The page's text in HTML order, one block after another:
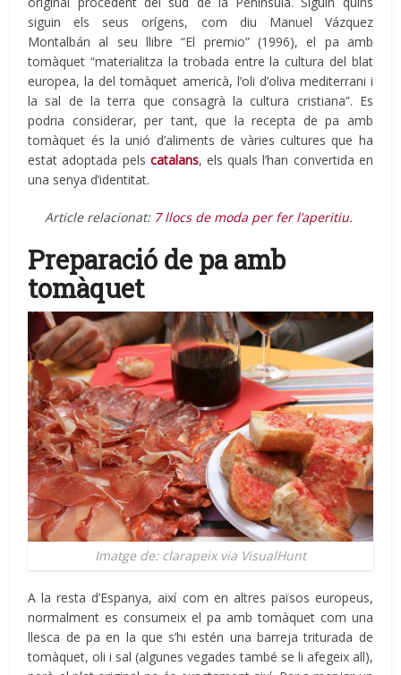
siguin els seus orígens, com diu Manuel Vázquez
Montalbán al seu llibre “El premio” (1996), el pa amb
tomàquet “materialitza la trobada entre la cultura del blat
europea, la del tomàquet americà, l’oli d’oliva mediterrani i
la sal de la terra que consagrà la cultura cristiana”. Es
podria considerar, per tant, que la recepta de pa amb
tomàquet és la unió d’aliments de vàries cultures que ha
estat adoptada pels catalans, els quals l’han convertida en
una senya d’identitat.
Article relacionat: 7 llocs de moda per fer l’aperitiu.
Preparació de pa amb
tomàquet
Imatge de: clarapeix via VisualHunt
A la resta d’Espanya, així com en altres països europeus,
normalment es consumeix el pa amb tomàquet com una
llesca de pa en la que s’hi estén una barreja triturada de
tomàquet, oli i sal (algunes vegades també se li afegeix all),